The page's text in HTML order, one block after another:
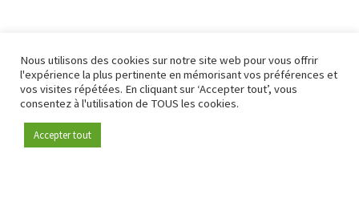
Devenez membre
Nous utilisons des cookies sur notre site web pour vous offrir
l'expérience la plus pertinente en mémorisant vos préférences et
vos visites répétées. En cliquant sur ‘Accepter tout’, vous
consentez à l'utilisation de TOUS les cookies.
Accepter tout